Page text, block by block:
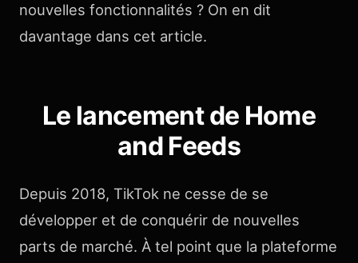
nouvelles fonctionnalités ? On en dit
davantage dans cet article.
Le lancement de Home
and Feeds
Depuis 2018, TikTok ne cesse de se
développer et de conquérir de nouvelles
parts de marché. À tel point que la plateforme